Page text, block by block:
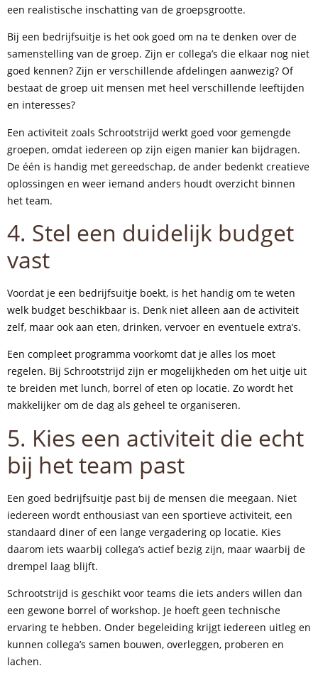
een realistische inschatting van de groepsgrootte.
Bij een bedrijfsuitje is het ook goed om na te denken over de
samenstelling van de groep. Zijn er collega’s die elkaar nog niet
goed kennen? Zijn er verschillende afdelingen aanwezig? Of
bestaat de groep uit mensen met heel verschillende leeftijden
en interesses?
Een activiteit zoals Schrootstrijd werkt goed voor gemengde
groepen, omdat iedereen op zijn eigen manier kan bijdragen.
De één is handig met gereedschap, de ander bedenkt creatieve
oplossingen en weer iemand anders houdt overzicht binnen
het team.
4. Stel een duidelijk budget
vast
Voordat je een bedrijfsuitje boekt, is het handig om te weten
welk budget beschikbaar is. Denk niet alleen aan de activiteit
zelf, maar ook aan eten, drinken, vervoer en eventuele extra’s.
Een compleet programma voorkomt dat je alles los moet
regelen. Bij Schrootstrijd zijn er mogelijkheden om het uitje uit
te breiden met lunch, borrel of eten op locatie. Zo wordt het
makkelijker om de dag als geheel te organiseren.
5. Kies een activiteit die echt
bij het team past
Een goed bedrijfsuitje past bij de mensen die meegaan. Niet
iedereen wordt enthousiast van een sportieve activiteit, een
standaard diner of een lange vergadering op locatie. Kies
daarom iets waarbij collega’s actief bezig zijn, maar waarbij de
drempel laag blijft.
Schrootstrijd is geschikt voor teams die iets anders willen dan
een gewone borrel of workshop. Je hoeft geen technische
ervaring te hebben. Onder begeleiding krijgt iedereen uitleg en
kunnen collega’s samen bouwen, overleggen, proberen en
lachen.